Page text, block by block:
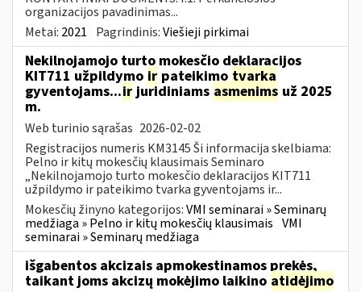
organizacijos pavadinimas...
Metai: 2021 Pagrindinis:Viešieji pirkimai
Nekilnojamojo turto mokesčio deklaracijos
KIT711 užpildymo ir pateikimo tvarka
gyventojams...irjuridiniams asmenims už 2025
m.
Web turinio sąrašas 2026-02-02
Registracijos numeris KM3145 Ši informacija skelbiama:
Pelno ir kitų mokesčių klausimais Seminaro
„Nekilnojamojo turto mokesčio deklaracijos KIT711
užpildymo ir pateikimo tvarka gyventojams ir...
Mokesčių žinyno kategorijos:VMI seminarai » Seminarų
medžiaga » Pelno ir kitų mokesčių klausimais VMI
seminarai » Seminarų medžiaga
išgabentos akcizais apmokestinamos prekės,
taikant joms akcizų mokėjimo laikino atidėjimo